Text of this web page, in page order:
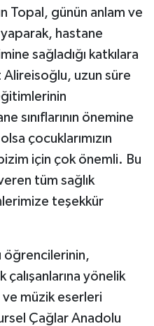
Topal, günün anlam ve
hastane
sağladığı katkılara
uzun süre
sınıflarının önemine
çocuklarımızın
için çok önemli. Bu
tüm sağlık
teşekkür
öğrencilerinin,
çalışanlarına yönelik
ve müzik eserleri
Çağlar Anadolu